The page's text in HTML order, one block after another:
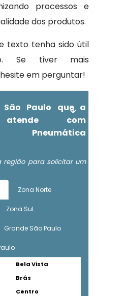
processos e
dos produtos.
texto tenha sido útil
Se tiver mais
em perguntar!
São Paulo que a
atende com
Pneumática
região para solicitar um
Zona Norte
Zona Sul
Grande São Paulo
Bela Vista
Brás
Centro